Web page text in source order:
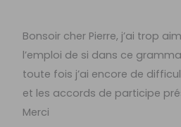
Bonsoir cher Pierre, j’ai trop
l’emploi de si dans ce
toute fois j’ai encore de
et les accords de participe
Merci